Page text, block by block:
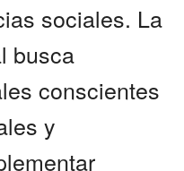
sociales. La
busca
conscientes
y